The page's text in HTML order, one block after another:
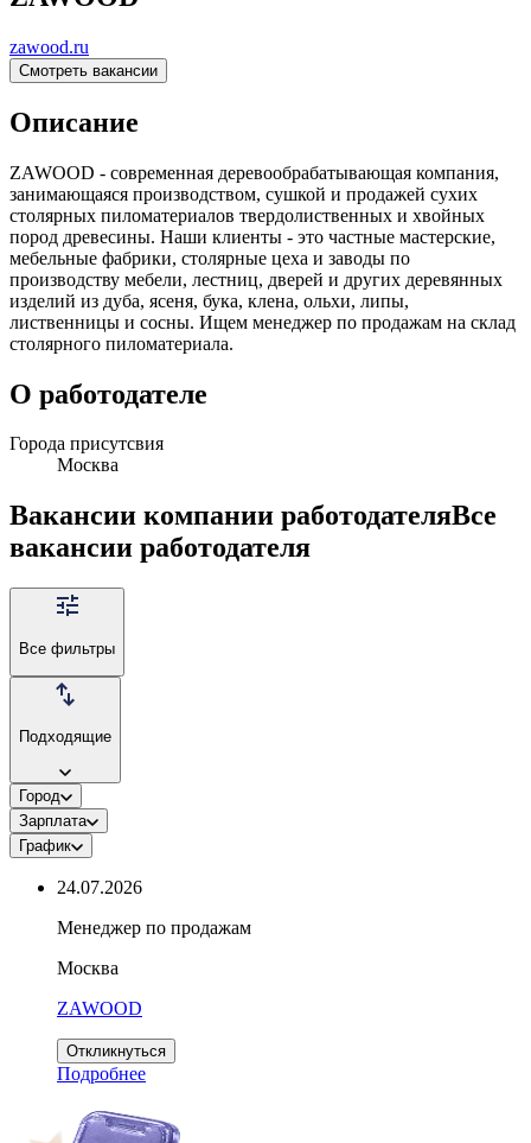
zawood.ru
Смотреть вакансии
Описание
ZAWOOD - современная деревообрабатывающая компания,
занимающаяся производством, сушкой и продажей сухих
столярных пиломатериалов твердолиственных и хвойных
пород древесины. Наши клиенты - это частные мастерские,
мебельные фабрики, столярные цеха и заводы по
производству мебели, лестниц, дверей и других деревянных
изделий из дуба, ясеня, бука, клена, ольхи, липы,
лиственницы и сосны. Ищем менеджер по продажам на склад
столярного пиломатериала.
О работодателе
Города присутсвия
Москва
Вакансии компании работодателяВсе
вакансии работодателя
Все фильтры
Подходящие
Город
Зарплата
График
24.07.2026
Менеджер по продажам
Москва
ZAWOOD
Откликнуться
Подробнее